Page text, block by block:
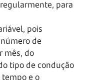
para
pois
de
mês, do
tipo de condução
tempo e o